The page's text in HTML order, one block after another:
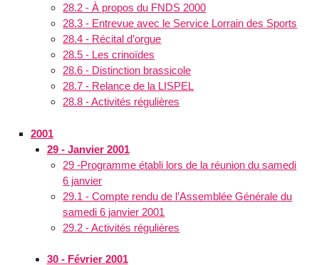
28.2 - À propos du FNDS 2000
28.3 - Entrevue avec le Service Lorrain des Sports
28.4 - Récital d’orgue
28.5 - Les crinoïdes
28.6 - Distinction brassicole
28.7 - Relance de la LISPEL
28.8 - Activités régulières
2001
29 - Janvier 2001
29 -Programme établi lors de la réunion du samedi
6 janvier
29.1 - Compte rendu de l’Assemblée Générale du
samedi 6 janvier 2001
29.2 - Activités régulières
30 - Février 2001